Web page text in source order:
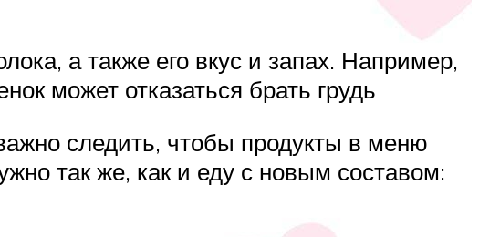
а также его вкус и запах. Например,
может отказаться брать грудь
следить, чтобы продукты в меню
так же, как и еду с новым составом: